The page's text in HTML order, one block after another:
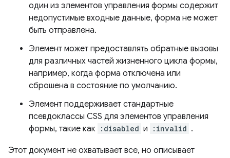
один из элементов управления формы содержит
недопустимые входные данные, форма не может
быть отправлена.
Элемент может предоставлять обратные вызовы
для различных частей жизненного цикла формы,
например, когда форма отключена или
сброшена в состояние по умолчанию.
Элемент поддерживает стандартные
псевдоклассы CSS для элементов управления
формы, такие как :disabled и :invalid .
Этот документ не охватывает все, но описывает